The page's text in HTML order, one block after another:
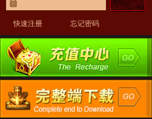
快速注册 忘记密码